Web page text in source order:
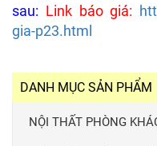
sau: Link báo giá:
gia-p23.html
DANH MỤC SẢN PHẨM
NỘI THẤT PHÒNG